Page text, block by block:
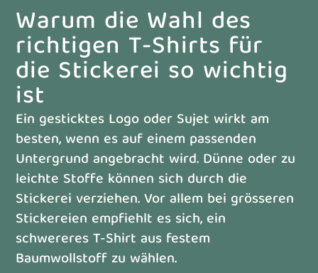
Warum die Wahl des
richtigen T-Shirts für
die Stickerei so wichtig
ist
Ein gesticktes Logo oder Sujet wirkt am
besten, wenn es auf einem passenden
Untergrund angebracht wird. Dünne oder zu
leichte Stoffe können sich durch die
Stickerei verziehen. Vor allem bei grösseren
Stickereien empfiehlt es sich, ein
schwereres T-Shirt aus festem
Baumwollstoff zu wählen.